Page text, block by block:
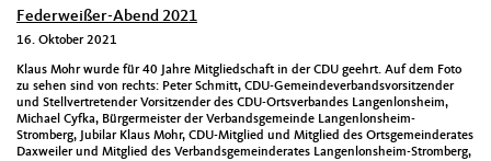
Federweißer-Abend 2021
16. Oktober 2021
Klaus Mohr wurde für 40 Jahre Mit­glied­schaft in der CDU geehrt. Auf dem Foto
zu sehen sind von rechts: Peter Schmitt, CDU-Gemein­de­ver­bandsvor­sitzen­der
und Stel­lvertre­tender Vor­sitzen­der des CDU-Ortsver­ban­des Lan­gen­lon­sheim,
Michael Cyf­ka, Bürg­er­meis­ter der Ver­bands­ge­meinde Lan­gen­lon­sheim-
Stromberg, Jubi­lar Klaus Mohr, CDU-Mit­glied und Mit­glied des Orts­ge­mein­der­ates
Daxweil­er und Mit­glied des Ver­bands­ge­mein­der­ates Lan­gen­lon­sheim-Stromberg,